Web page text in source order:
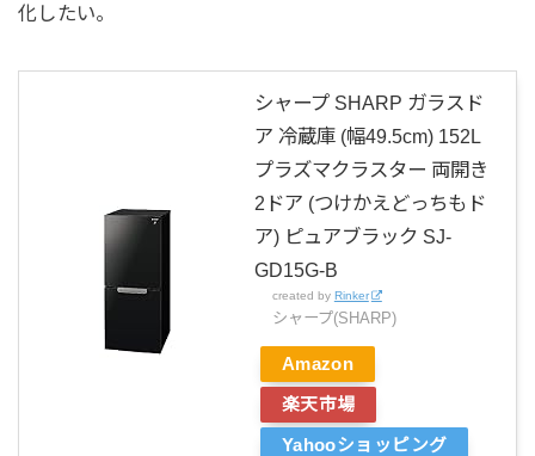
化したい。
シャープ SHARP ガラスド
ア 冷蔵庫 (幅49.5cm) 152L
プラズマクラスター 両開き
2ドア (つけかえどっちもド
ア) ピュアブラック SJ-
GD15G-B
created by Rinker
シャープ(SHARP)
Amazon
楽天市場
Yahooショッピング